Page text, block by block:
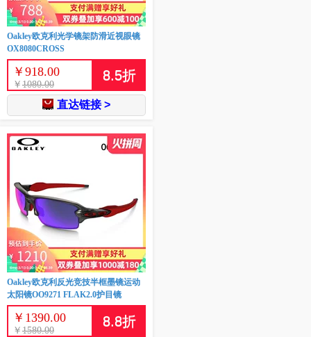
Oakley欧克利光学镜架防滑近视眼镜
OX8080CROSS
￥ 918.00
￥ 1080.00
8.5折
直达链接 >
Oakley欧克利反光竞技半框墨镜运动
太阳镜OO9271 FLAK2.0护目镜
￥ 1390.00
￥ 1580.00
8.8折